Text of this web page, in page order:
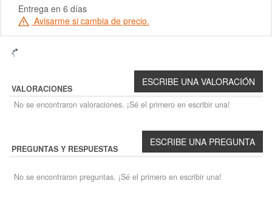
Entrega en 6 días
Avisarme si cambia de precio.
VALORACIONES
No se encontraron valoraciones. ¡Sé el primero en escribir una!
PREGUNTAS Y RESPUESTAS
No se encontraron preguntas. ¡Sé el primero en escribir una!